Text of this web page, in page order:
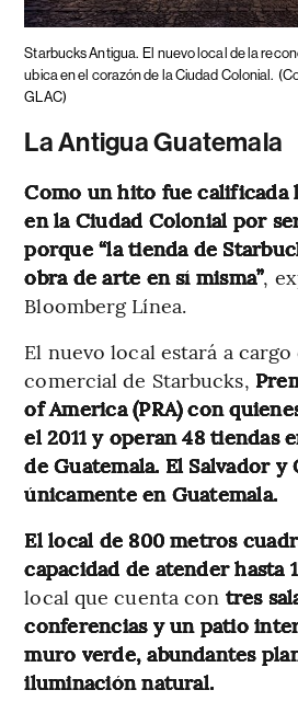
Starbucks Antigua. El nuevo local de la
ubica en el corazón de la Ciudad Colonial.
GLAC)
La Antigua Guatemala
Como un hito fue calificada
en la Ciudad Colonial por
porque “la tienda de
obra de arte en sí misma”,
Bloomberg Línea.
El nuevo local estará a
comercial de Starbucks,
of America (PRA) con
el 2011 y operan 48 tiendas
de Guatemala. El Salvador y
únicamente en Guatemala.
El local de 800 metros
capacidad de atender hasta
local que cuenta con tres
conferencias y un patio
muro verde, abundantes
iluminación natural.